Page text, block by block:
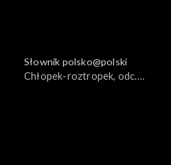
Słownik polsko@polski
Chłopek-roztropek, odc.